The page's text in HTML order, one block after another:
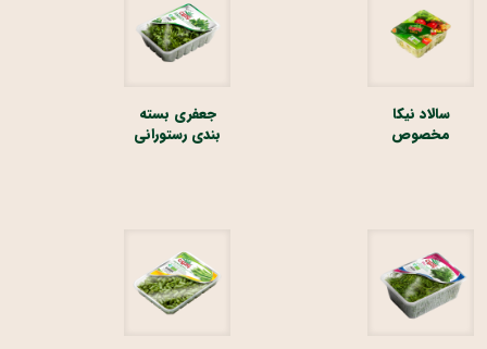
سالاد نیکا
مخصوص
جعفری بسته
بندی رستورانی